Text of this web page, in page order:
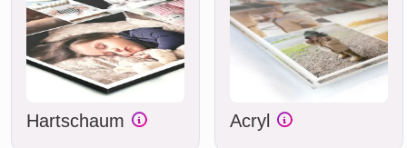
Hartschaum Acryl